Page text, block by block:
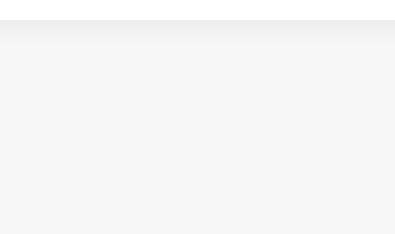
230,25 zł 67,91 zł